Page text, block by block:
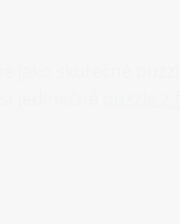
jako skutečné
puzzle